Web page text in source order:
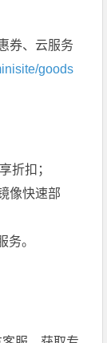
券、云服务
goods
折扣；
像快速部
务。